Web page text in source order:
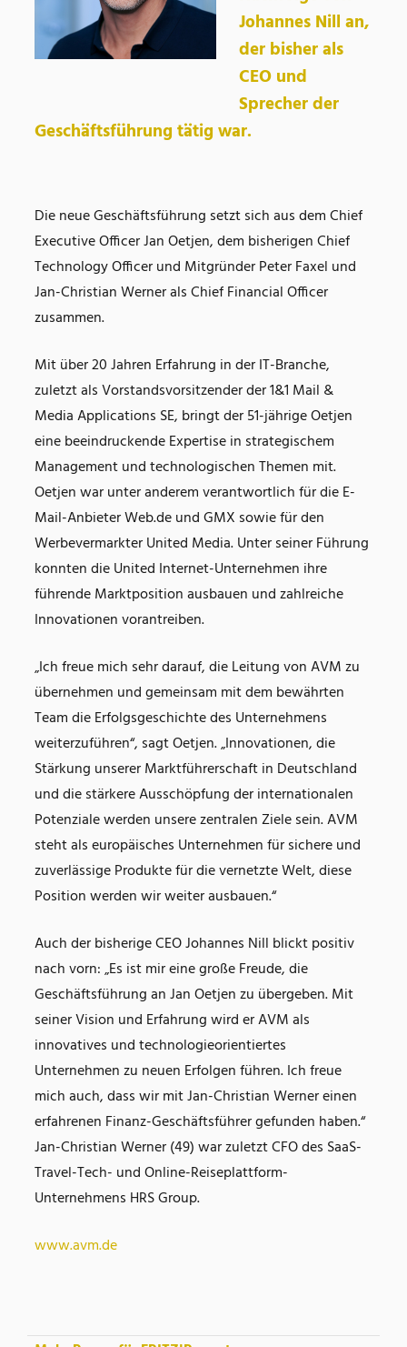
Johannes Nill an,
der bisher als
CEO und
Sprecher der
Geschäftsführung tätig war.
Die neue Geschäftsführung setzt sich aus dem Chief
Executive Officer Jan Oetjen, dem bisherigen Chief
Technology Officer und Mitgründer Peter Faxel und
Jan-Christian Werner als Chief Financial Officer
zusammen.
Mit über 20 Jahren Erfahrung in der IT-Branche,
zuletzt als Vorstandsvorsitzender der 1&1 Mail &
Media Applications SE, bringt der 51-jährige Oetjen
eine beeindruckende Expertise in strategischem
Management und technologischen Themen mit.
Oetjen war unter anderem verantwortlich für die E-
Mail-Anbieter Web.de und GMX sowie für den
Werbevermarkter United Media. Unter seiner Führung
konnten die United Internet-Unternehmen ihre
führende Marktposition ausbauen und zahlreiche
Innovationen vorantreiben.
„Ich freue mich sehr darauf, die Leitung von AVM zu
übernehmen und gemeinsam mit dem bewährten
Team die Erfolgsgeschichte des Unternehmens
weiterzuführen“, sagt Oetjen. „Innovationen, die
Stärkung unserer Marktführerschaft in Deutschland
und die stärkere Ausschöpfung der internationalen
Potenziale werden unsere zentralen Ziele sein. AVM
steht als europäisches Unternehmen für sichere und
zuverlässige Produkte für die vernetzte Welt, diese
Position werden wir weiter ausbauen.“
Auch der bisherige CEO Johannes Nill blickt positiv
nach vorn: „Es ist mir eine große Freude, die
Geschäftsführung an Jan Oetjen zu übergeben. Mit
seiner Vision und Erfahrung wird er AVM als
innovatives und technologieorientiertes
Unternehmen zu neuen Erfolgen führen. Ich freue
mich auch, dass wir mit Jan-Christian Werner einen
erfahrenen Finanz-Geschäftsführer gefunden haben.“
Jan-Christian Werner (49) war zuletzt CFO des SaaS-
Travel-Tech- und Online-Reiseplattform-
Unternehmens HRS Group.
www.avm.de